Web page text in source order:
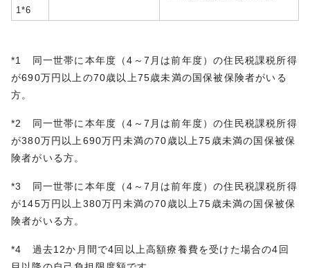
1*6
*1 同一世帯に本年度（4～7月は前年度）の住民税課税所得
が690万円以上の70歳以上75歳未満の国保被保険者がいる
方。
*2 同一世帯に本年度（4～7月は前年度）の住民税課税所得
が380万円以上690万円未満の70歳以上75歳未満の国保被保
険者がいる方。
*3 同一世帯に本年度（4～7月は前年度）の住民税課税所得
が145万円以上380万円未満の70歳以上75歳未満の国保被保
険者がいる方。
*4 過去12か月間で4回以上高額療養費を受けた場合の4回